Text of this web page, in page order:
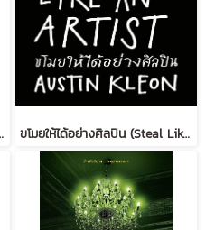
Confidence ขโมยให้ได้อย่างศิลปิน (Steal Like an Artist) (ฉบับปรับปรุง)